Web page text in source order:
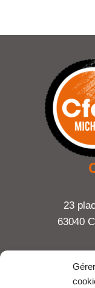
23
63040